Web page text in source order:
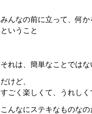
みんなの前に立って、何か
ということ
それは、簡単なことでは
だけど、
すごく楽しくて、うれし
こんなにステキなものな